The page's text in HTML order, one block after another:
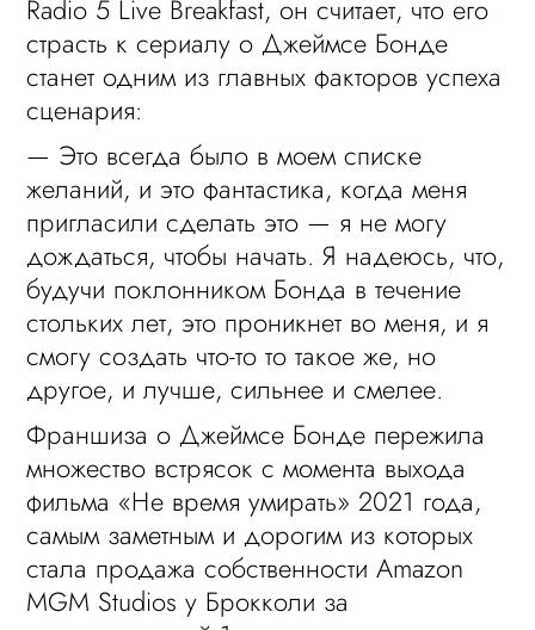
Radio 5 Live Breakfast, он считает, что его
страсть к сериалу о Джеймсе Бонде
станет одним из главных факторов успеха
сценария:
— Это всегда было в моем списке
желаний, и это фантастика, когда меня
пригласили сделать это — я не могу
дождаться, чтобы начать. Я надеюсь, что,
будучи поклонником Бонда в течение
стольких лет, это проникнет во меня, и я
смогу создать что-то то такое же, но
другое, и лучше, сильнее и смелее.
Франшиза о Джеймсе Бонде пережила
множество встрясок с момента выхода
фильма «Не время умирать» 2021 года,
самым заметным и дорогим из которых
стала продажа собственности Amazon
MGM Studios у Брокколи за